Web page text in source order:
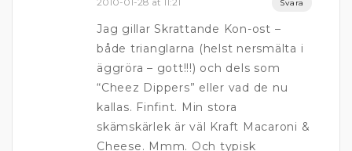
Svara
Jag gillar Skrattande Kon-ost –
både trianglarna (helst nersmälta i
äggröra – gott!!!) och dels som
“Cheez Dippers” eller vad de nu
kallas. Finfint. Min stora
skämskärlek är väl Kraft Macaroni &
Cheese. Mmm. Och typisk